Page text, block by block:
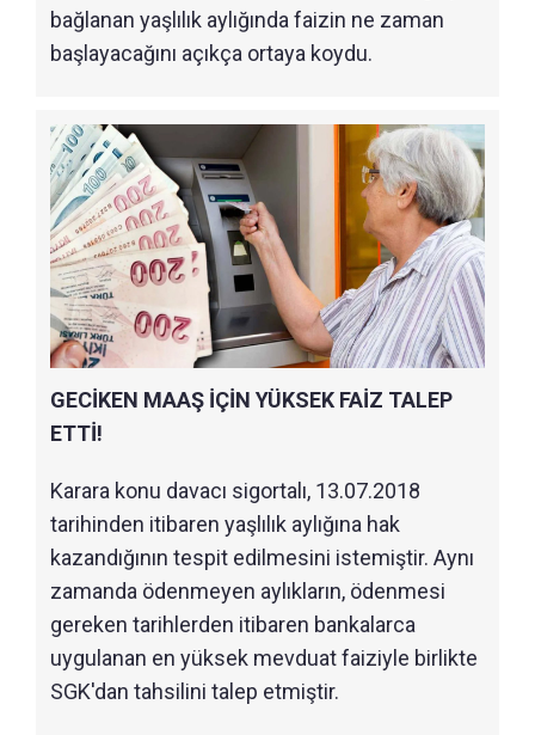
bağlanan yaşlılık aylığında faizin ne zaman
başlayacağını açıkça ortaya koydu.
GECİKEN MAAŞ İÇİN YÜKSEK FAİZ TALEP
ETTİ!
Karara konu davacı sigortalı, 13.07.2018
tarihinden itibaren yaşlılık aylığına hak
kazandığının tespit edilmesini istemiştir. Aynı
zamanda ödenmeyen aylıkların, ödenmesi
gereken tarihlerden itibaren bankalarca
uygulanan en yüksek mevduat faiziyle birlikte
SGK'dan tahsilini talep etmiştir.